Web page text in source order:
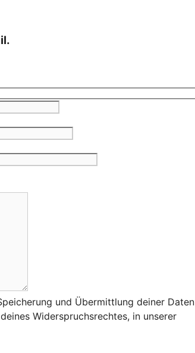
und Übermittlung deiner Daten
Widerspruchsrechtes, in unserer